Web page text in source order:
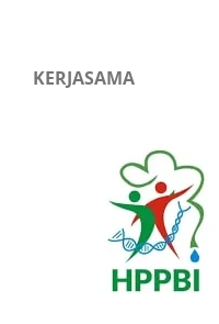
KERJASAMA